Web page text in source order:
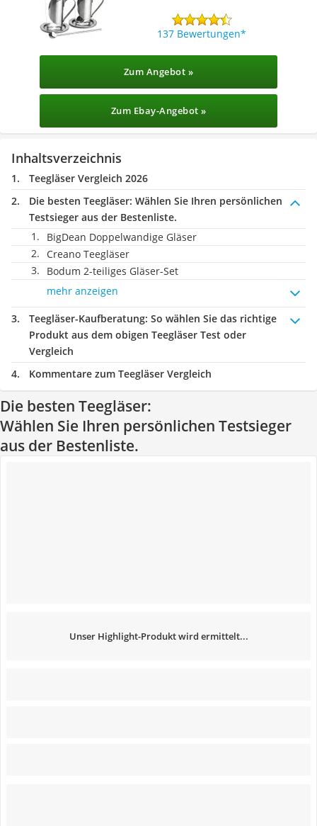
137 Bewertungen
Zum Angebot »
Zum Ebay-Angebot »
Inhaltsverzeichnis
Teegläser Vergleich 2026
Die besten Teegläser: Wählen Sie Ihren persönlichen
Testsieger aus der Bestenliste.
BigDean Doppelwandige Gläser
Creano Teegläser
Bodum 2-teiliges Gläser-Set
mehr anzeigen
Teegläser-Kaufberatung: So wählen Sie das richtige
Produkt aus dem obigen Teegläser Test oder
Vergleich
Kommentare zum Teegläser Vergleich
Die besten Teegläser:
Wählen Sie Ihren persönlichen Testsieger
aus der Bestenliste.
Unser Highlight-Produkt wird ermittelt...